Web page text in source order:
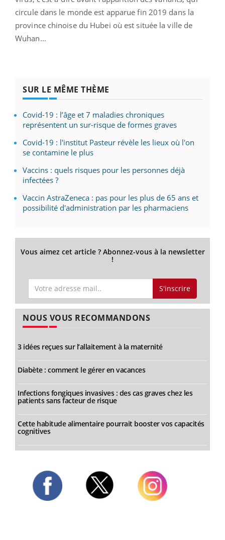
circule dans le monde est apparue fin 2019 dans la
province chinoise du Hubei où est située la ville de
Wuhan...
SUR LE MÊME THÈME
Covid-19 : l’âge et 7 maladies chroniques
représentent un sur-risque de formes graves
Covid-19 : l'institut Pasteur révèle les lieux où l'on
se contamine le plus
Vaccins : quels risques pour les personnes déjà
infectées ?
Vaccin AstraZeneca : pas pour les plus de 65 ans et
possibilité d'administration par les pharmaciens
Vous aimez cet article ? Abonnez-vous à la newsletter
!
S'inscrire
NOUS VOUS RECOMMANDONS
3 idées reçues sur l’allaitement à la maternité
Diabète : comment le gérer en vacances
Infections fongiques invasives : des cas graves chez les
patients sans facteur de risque
Cette habitude alimentaire pourrait booster vos capacités
cognitives